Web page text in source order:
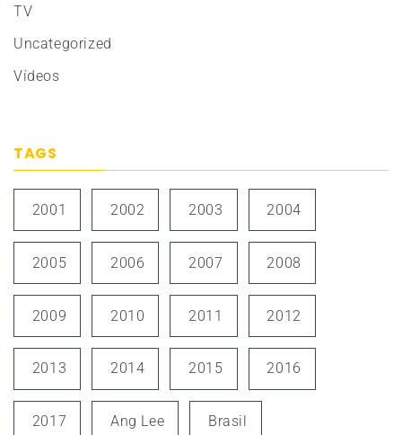
TV
Uncategorized
Vídeos
TAGS
2001 2002 2003 2004
2005 2006 2007 2008
2009 2010 2011 2012
2013 2014 2015 2016
2017 Ang Lee Brasil